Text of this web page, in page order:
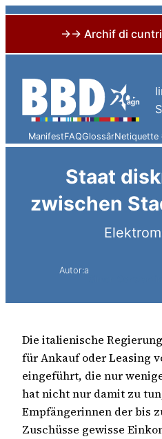
→→ Archif di
content
ManifestFAQGlossârNetiquette
Staat
zwischen
Autor:a
Die italienische
für Ankauf oder Leasing
eingeführt, die nur
hat nicht nur damit zu
Empfängerinnen der bis
Zuschüsse gewisse